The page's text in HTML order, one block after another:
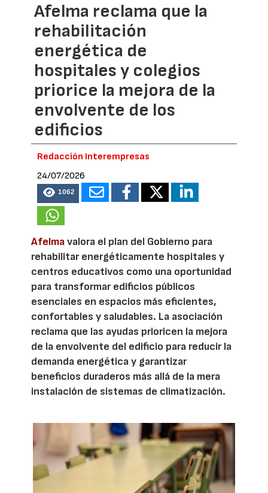
Afelma reclama que la
rehabilitación
energética de
hospitales y colegios
priorice la mejora de la
envolvente de los
edificios
Redacción Interempresas
24/07/2026
1062
Afelmavalora el plan del Gobierno para
rehabilitar energéticamente hospitales y
centros educativos como una oportunidad
para transformar edificios públicos
esenciales en espacios más eficientes,
confortables y saludables. La asociación
reclama que las ayudas prioricen la mejora
de la envolvente del edificio para reducir la
demanda energética y garantizar
beneficios duraderos más allá de la mera
instalación de sistemas de climatización.